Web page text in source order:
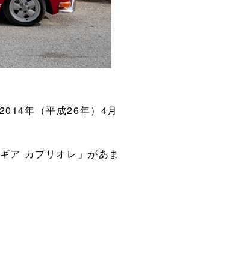
年（平成26年）4月
ア カブリオレ」があま